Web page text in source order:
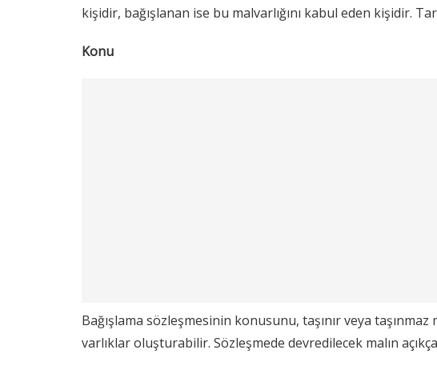
kişidir, bağışlanan ise bu malvarlığını kabul eden kişidir.
Konu
Bağışlama sözleşmesinin konusunu, taşınır veya
varlıklar oluşturabilir. Sözleşmede devredilecek malın